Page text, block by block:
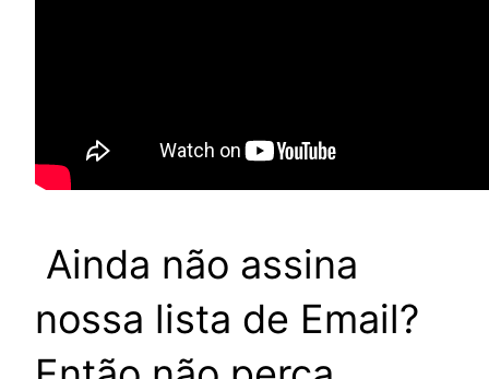
Ainda não assina
nossa lista de Email?